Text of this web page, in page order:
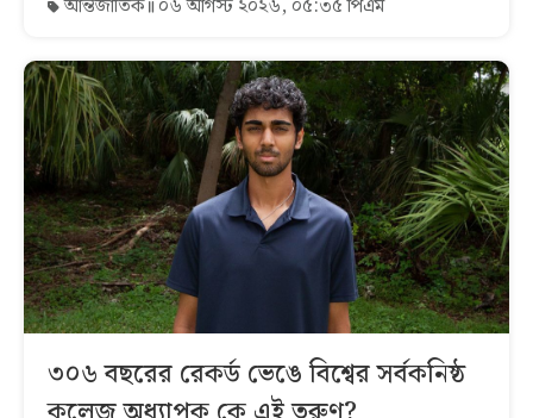
আন্তর্জাতিক ০৬ আগস্ট ২০২৬, ০৫:৩৫ পিএম
৩০৬ বছরের রেকর্ড ভেঙে বিশ্বের সর্বকনিষ্ঠ